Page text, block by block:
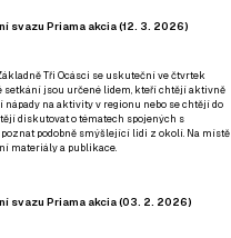
svazu Priama akcia (12. 3. 2026)
Tři Ocásci se uskuteční ve čtvrtek
setkání jsou určené lidem, kteří chtějí aktivně
nápady na aktivity v regionu nebo se chtějí do
diskutovat o tématech spojených s
podobně smýšlející lidi z okolí. Na místě
materiály a publikace.
svazu Priama akcia (03. 2. 2026)